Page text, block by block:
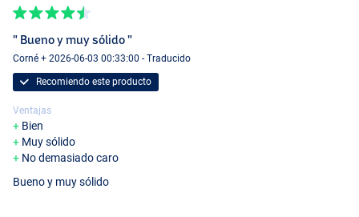
" Bueno y muy sólido "
Corné + 2026-06-03 00:33:00 - Traducido
Recomiendo este producto
Ventajas
Bien
Muy sólido
No demasiado caro
Bueno y muy sólido